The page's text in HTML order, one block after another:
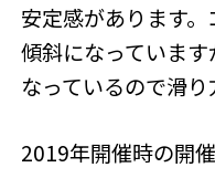
安定感があります
傾斜になっていま
なっているので滑り
2019年開催時の開